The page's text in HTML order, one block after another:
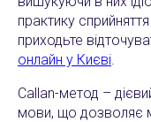
практику
приходьте
онлайн у Києві.
Callan-метод –
мови, що дозволяє